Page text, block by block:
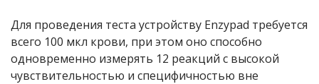
Для проведения теста устройству Enzypad требуется
всего 100 мкл крови, при этом оно способно
одновременно измерять 12 реакций с высокой
чувствительностью и специфичностью вне